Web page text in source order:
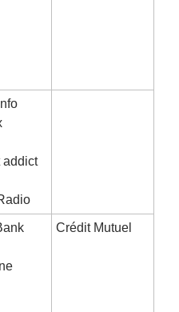
addict
Crédit Mutuel